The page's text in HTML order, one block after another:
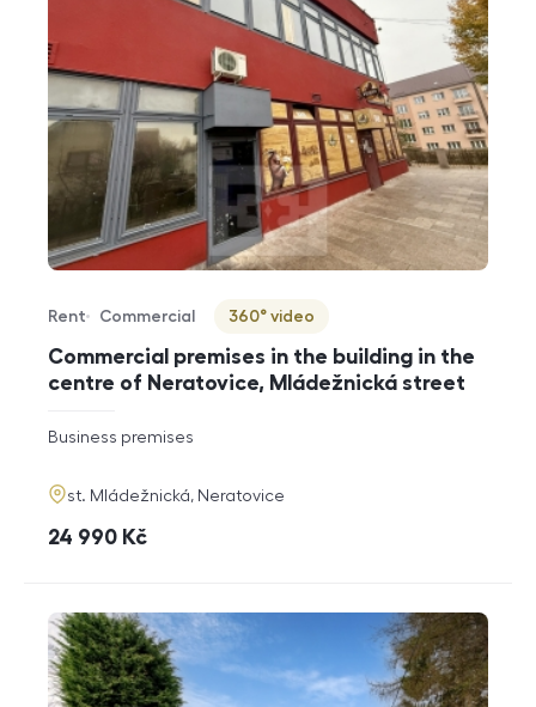
Commercial premises in the building in the
centre of Neratovice, Mládežnická street
Offer type
Rent
Property type
Commercial
Virtuální prohlídka
360° video
rozměry
disposition
Business premises
adresa
st. Mládežnická, Neratovice
cena
24 990 Kč